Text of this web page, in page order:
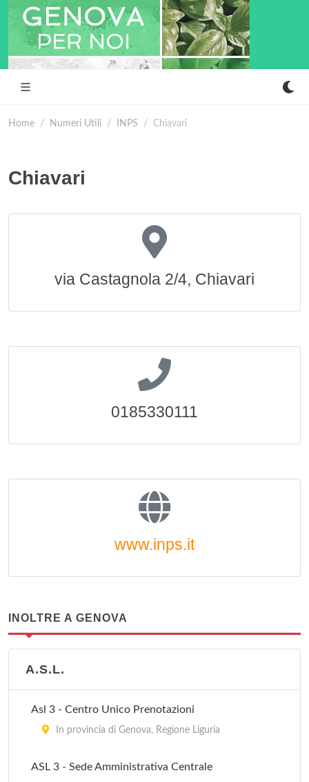
Home Numeri Utili INPS Chiavari
Chiavari
via Castagnola 2/4, Chiavari
0185330111
www.inps.it
INOLTRE A GENOVA
A.S.L.
Asl 3 - Centro Unico Prenotazioni
In provincia di Genova, Regione Liguria
ASL 3 - Sede Amministrativa Centrale